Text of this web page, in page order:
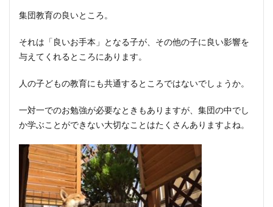
集団教育の良いところ。
それは「良いお手本」となる子が、その他の子に良い影響を
与えてくれるところにあります。
人の子どもの教育にも共通するところではないでしょうか。
一対一でのお勉強が必要なときもありますが、集団の中でし
か学ぶことができない大切なことはたくさんありますよね。